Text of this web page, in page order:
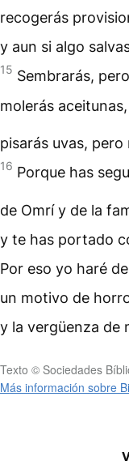
recogerás
y aun si algo
15 Sembrarás,
molerás
pisarás uvas,
16 Porque has
de Omrí y de la
y te has portado
Por eso yo haré
un motivo de
y la vergüenza de
Texto © Sociedades
Más información sobre